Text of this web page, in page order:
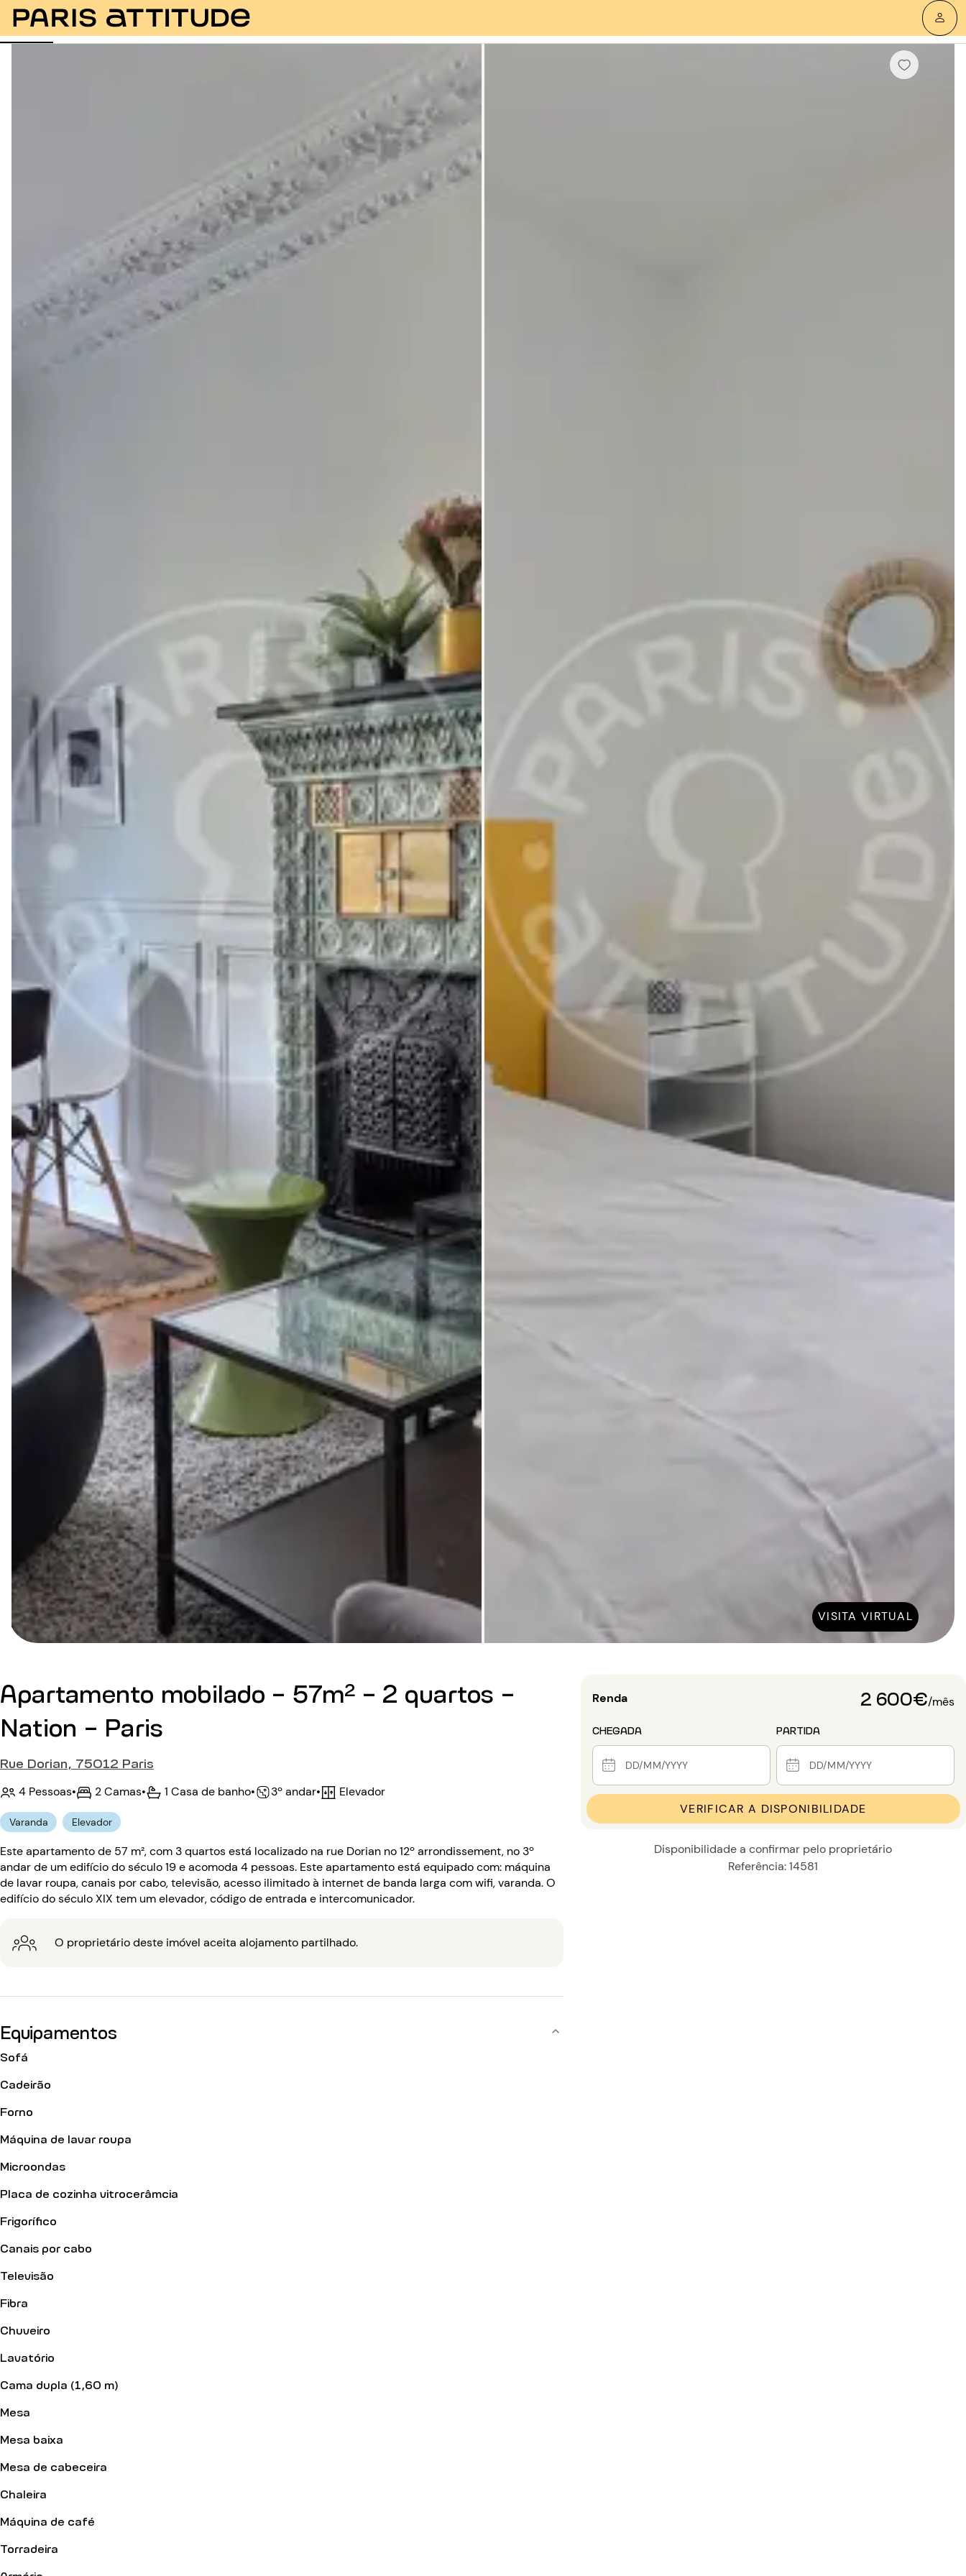
Fotos Descrição Equipamentos Divisões
VISITA VIRTUAL
Apartamento mobilado - 57m² - 2 quartos -
Nation - Paris
Rue Dorian, 75012 Paris
4 Pessoas• 2 Camas• 1 Casa de banho• 3º andar• Elevador
Varanda Elevador
Este apartamento de 57 m², com 3 quartos está localizado na rue Dorian no 12º arrondissement, no 3º
andar de um edifício do século 19 e acomoda 4 pessoas. Este apartamento está equipado com: máquina
de lavar roupa, canais por cabo, televisão, acesso ilimitado à internet de banda larga com wifi, varanda. O
edifício do século XIX tem um elevador, código de entrada e intercomunicador.
O proprietário deste imóvel aceita alojamento partilhado.
Equipamentos
Sofá
Cadeirão
Forno
Máquina de lavar roupa
Microondas
Placa de cozinha vitrocerâmcia
Frigorífico
Canais por cabo
Televisão
Fibra
Chuveiro
Lavatório
Cama dupla (1,60 m)
Mesa
Mesa baixa
Mesa de cabeceira
Chaleira
Máquina de café
Torradeira
Renda 2 600€/mês
CHEGADA PARTIDA
VERIFICAR A DISPONIBILIDADE
Disponibilidade a confirmar pelo proprietário
Referência: 14581